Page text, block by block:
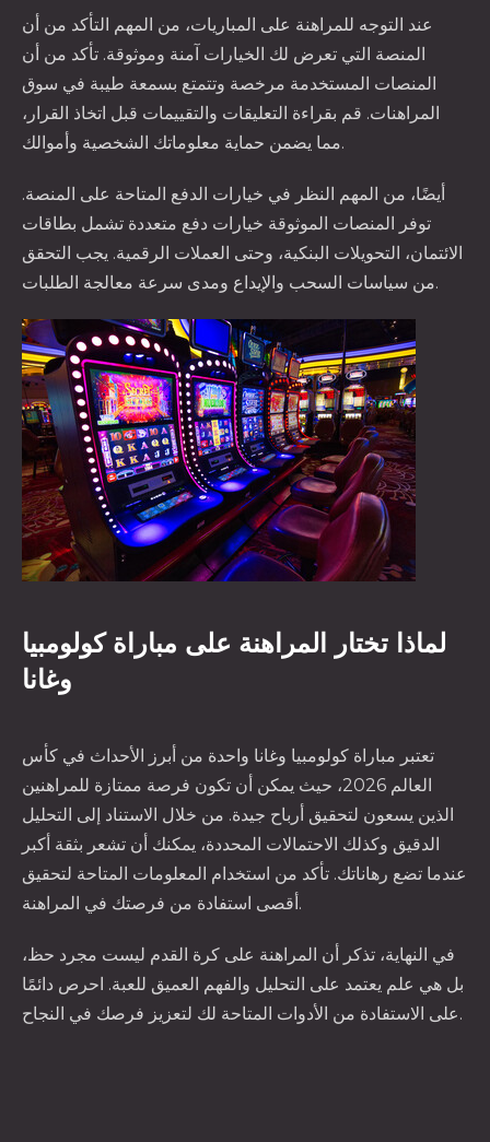
عند التوجه للمراهنة على المباريات، من المهم التأكد من أن
المنصة التي تعرض لك الخيارات آمنة وموثوقة. تأكد من أن
المنصات المستخدمة مرخصة وتتمتع بسمعة طيبة في سوق
المراهنات. قم بقراءة التعليقات والتقييمات قبل اتخاذ القرار،
مما يضمن حماية معلوماتك الشخصية وأموالك.
أيضًا، من المهم النظر في خيارات الدفع المتاحة على المنصة.
توفر المنصات الموثوقة خيارات دفع متعددة تشمل بطاقات
الائتمان، التحويلات البنكية، وحتى العملات الرقمية. يجب التحقق
من سياسات السحب والإيداع ومدى سرعة معالجة الطلبات.
لماذا تختار المراهنة على مباراة كولومبيا
وغانا
تعتبر مباراة كولومبيا وغانا واحدة من أبرز الأحداث في كأس
العالم 2026، حيث يمكن أن تكون فرصة ممتازة للمراهنين
الذين يسعون لتحقيق أرباح جيدة. من خلال الاستناد إلى التحليل
الدقيق وكذلك الاحتمالات المحددة، يمكنك أن تشعر بثقة أكبر
عندما تضع رهاناتك. تأكد من استخدام المعلومات المتاحة لتحقيق
أقصى استفادة من فرصتك في المراهنة.
في النهاية، تذكر أن المراهنة على كرة القدم ليست مجرد حظ،
بل هي علم يعتمد على التحليل والفهم العميق للعبة. احرص دائمًا
على الاستفادة من الأدوات المتاحة لك لتعزيز فرصك في النجاح.